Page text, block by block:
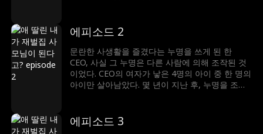
회하게 되는데…
에피소드 2
문란한 사생활을 즐겼다는 누명을 쓰게 된 한
CEO, 사실 그 누명은 다른 사람에 의해 조작된 것
이었다. CEO의 여자가 낳은 4명의 아이 중 한 명의
아이만 살아남았다. 몇 년이 지난 후, 누명을 조작
회하게 되는데…
에피소드 3